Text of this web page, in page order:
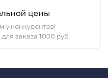
цены
конкурентов!
заказа 1000 руб.